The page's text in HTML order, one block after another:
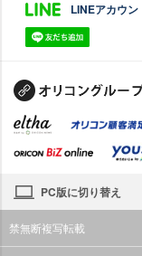
LINEアカウ
PC版に切り替え
禁無断複写転載